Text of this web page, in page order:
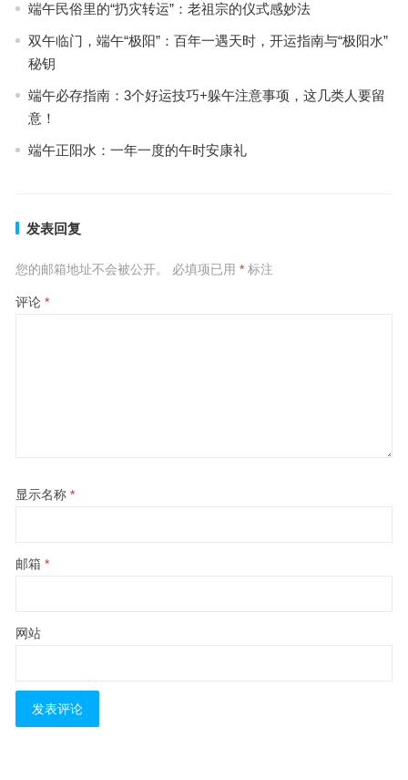
端午民俗里的“扔灾转运”：老祖宗的仪式感妙法
双午临门，端午“极阳”：百年一遇天时，开运指南与“极阳水”
秘钥
端午必存指南：3个好运技巧+躲午注意事项，这几类人要留
意！
端午正阳水：一年一度的午时安康礼
发表回复
您的邮箱地址不会被公开。 必填项已用 *标注
评论 *
显示名称 *
邮箱 *
网站